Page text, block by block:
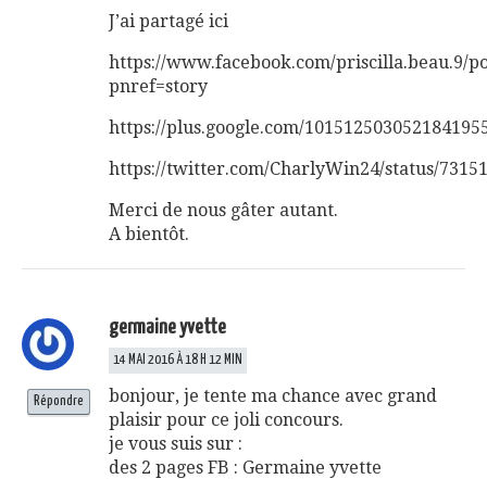
J’ai partagé ici
https://www.facebook.com/priscilla.beau.9/
pnref=story
https://plus.google.com/
https://twitter.com/CharlyWin24/status/
Merci de nous gâter autant.
A bientôt.
germaine yvette
14 MAI 2016 À 18 H 12 MIN
bonjour, je tente ma chance avec grand
plaisir pour ce joli concours.
je vous suis sur :
des 2 pages FB : Germaine yvette
Répondre